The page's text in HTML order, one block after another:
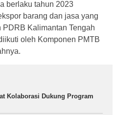
berlaku tahun 2023
barang dan jasa yang
Kalimantan Tengah
oleh Komponen PMTB
Kolaborasi Dukung Program